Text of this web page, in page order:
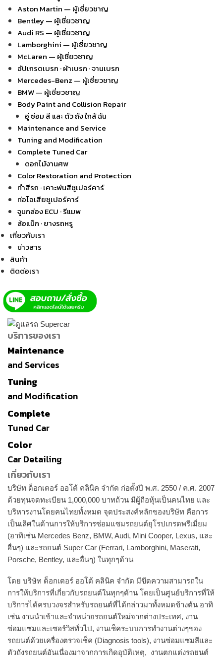
Aston Martin — ผู้เชี่ยวชาญ
Bentley — ผู้เชี่ยวชาญ
Audi RS — ผู้เชี่ยวชาญ
Lamborghini — ผู้เชี่ยวชาญ
McLaren — ผู้เชี่ยวชาญ
อัปเกรดเบรก · ผ้าเบรก · จานเบรก
Mercedes-Benz — ผู้เชี่ยวชาญ
BMW — ผู้เชี่ยวชาญ
Body Paint and Collision Repair
อู่ ซ่อม สี และ ตัว ถัง ใกล้ ฉัน
Maintenance and Service
Tuning and Modification
Complete Tuned Car
ดอกไม้งานศพ
Color Restoration and Protection
ทำสีรถ · เคาะพ่นสีซูเปอร์คาร์
ท่อไอเสียซูเปอร์คาร์
จูนกล่อง ECU · รีแมพ
ล้อแม็ก · ยางรถหรู
เกี่ยวกับเรา
ข่าวสาร
สินค้า
ติดต่อเรา
บริการของเรา
Maintenance
and Services
Tuning
and Modification
Complete
Tuned Car
Color
Car Detailing
เกี่ยวกับเรา
บริษัท ด็อกเตอร์ ออโต้ คลินิค จำกัด ก่อตั้งปี พ.ศ. 2550 / ค.ศ. 2007
ด้วยทุนจดทะเบียน 1,000,000 บาทถ้วน มีผู้ถือหุ้นเป็นคนไทย และ
บริหารงานโดยคนไทยทั้งหมด จุดประสงค์หลักของบริษัท คือการ
เป็นเลิศในด้านการให้บริการซ่อมแซมรถยนต์ยุโรปเกรดพรีเมี่ยม
(อาทิเช่น Mercedes Benz, BMW, Audi, Mini Cooper, Lexus, และ
อื่นๆ) และรถยนต์ Super Car (Ferrari, Lamborghini, Maserati,
Porsche, Bentley, และอื่นๆ) ในทุกๆด้าน
โดย บริษัท ด็อกเตอร์ ออโต้ คลินิค จำกัด มีขีดความสามารถใน
การให้บริการที่เกี่ยวกับรถยนต์ในทุกๆด้าน โดยเป็นศูนย์บริการที่ให้
บริการได้ครบวงจรสำหรับรถยนต์ที่ได้กล่าวมาทั้งหมดข้างต้น อาทิ
เช่น งานนำเข้าและจำหน่ายรถยนต์ใหม่จากต่างประเทศ, งาน
ซ่อมแซมและเซอร์วิสทั่วไป, งานเช็คระบบการทำงานต่างๆของ
รถยนต์ด้วยเครื่องตรวจเช็ค (Diagnosis tools), งานซ่อมแซมสีและ
ตัวถังรถยนต์อันเนื่องมาจากการเกิดอุบัติเหตุ, งานตกแต่งรถยนต์